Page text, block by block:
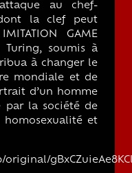
au chef-
la clef peut
GAME
soumis à
à changer le
mondiale et de
d’un homme
par la société de
homosexualité et